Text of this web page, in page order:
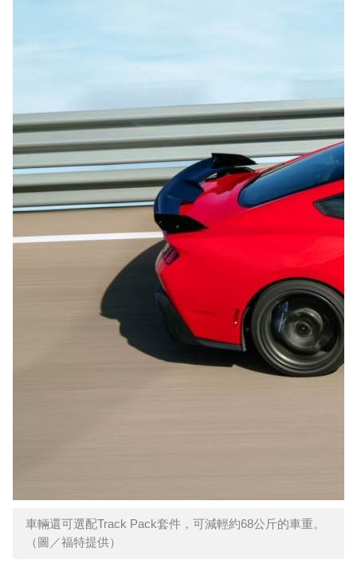
車輛還可選配Track Pack套件，可減輕約68公斤的車重。
（圖／福特提供）